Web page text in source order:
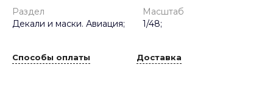
Раздел
Декали и маски. Авиация;
Масштаб
1/48;
Способы оплаты Доставка